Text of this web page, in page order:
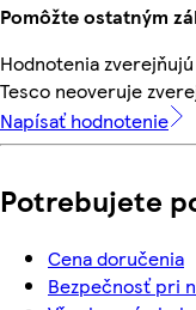
Pomôžte ostatným
Hodnotenia
Tesco neoveruje
Napísať hodnotenie
Potrebujete
Cena doručenia
Bezpečnosť pri